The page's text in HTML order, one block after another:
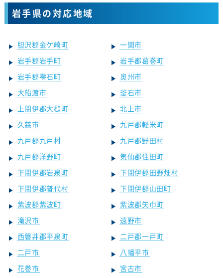
岩手県の対応地域
胆沢郡金ケ崎町
一関市
岩手郡岩手町
岩手郡葛巻町
岩手郡雫石町
奥州市
大船渡市
釜石市
上閉伊郡大槌町
北上市
久慈市
九戸郡軽米町
九戸郡九戸村
九戸郡野田村
九戸郡洋野町
気仙郡住田町
下閉伊郡岩泉町
下閉伊郡田野畑村
下閉伊郡普代村
下閉伊郡山田町
紫波郡紫波町
紫波郡矢巾町
滝沢市
遠野市
西磐井郡平泉町
二戸郡一戸町
二戸市
八幡平市
花巻市
宮古市